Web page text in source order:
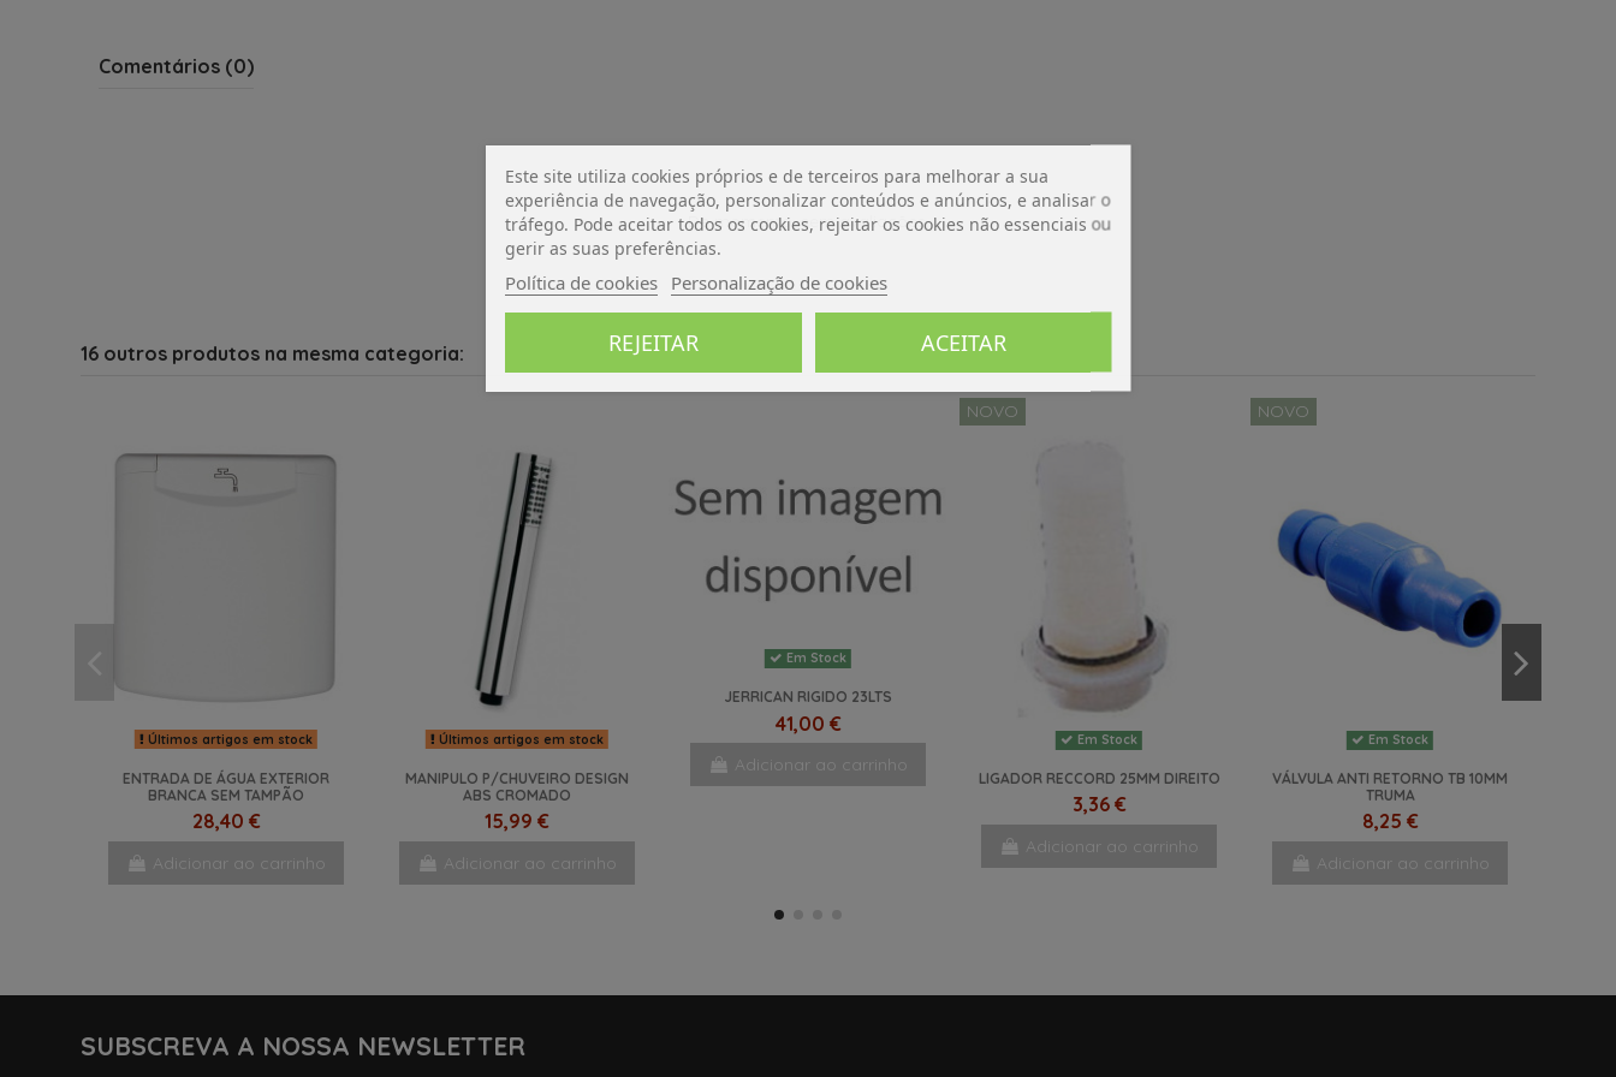
Comentários (0)
De momento, sem avaliações.
16 outros produtos na mesma categoria:
Últimos artigos em stock
ENTRADA DE ÁGUA EXTERIOR
BRANCA SEM TAMPÃO
28,40 €
Adicionar ao carrinho
Últimos artigos em stock
MANIPULO P/CHUVEIRO DESIGN
ABS CROMADO
15,99 €
Adicionar ao carrinho
Em Stock
JERRICAN RIGIDO 23LTS
41,00 €
Adicionar ao carrinho
NOVO
Em Stock
LIGADOR RECCORD 25MM DIREITO
3,36 €
Adicionar ao carrinho
NOVO
Em Stock
VÁLVULA ANTI RETORNO TB 10MM
TRUMA
8,25 €
Adicionar ao carrinho
SUBSCREVA A NOSSA NEWSLETTER
Este site utiliza cookies próprios e de terceiros para melhorar a sua
experiência de navegação, personalizar conteúdos e anúncios, e analisar o
tráfego. Pode aceitar todos os cookies, rejeitar os cookies não essenciais ou
gerir as suas preferências.
Política de cookies Personalização de cookies
REJEITAR ACEITAR